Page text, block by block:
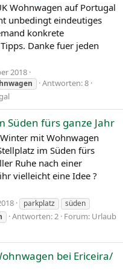
Wohnwagen auf Portugal
unbedingt eindeutiges
konkrete
Danke fuer jeden
2018
Antworten: 8
Süden fürs ganze Jahr
mit Wohnwagen
im Süden fürs
Ruhe nach einer
vielleicht eine Idee ?
parkplatz
süden
Antworten: 2 Forum: Urlaub
bei Ericeira/